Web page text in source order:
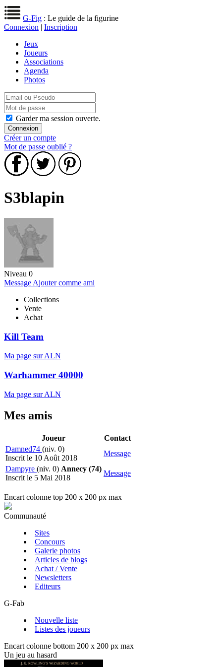
G-Fig : Le guide de la figurine
Connexion | Inscription
Jeux
Joueurs
Associations
Agenda
Photos
Garder ma session ouverte.
Créer un compte
Mot de passe oublié ?
S3blapin
Niveau 0
Message Ajouter comme ami
Collections
Vente
Achat
Kill Team
Ma page sur ALN
Warhammer 40000
Ma page sur ALN
Mes amis
Joueur
Contact
Damned74 (niv. 0)
Inscrit le 10 Août 2018
Message
Dampyre (niv. 0) Annecy (74)
Inscrit le 5 Mai 2018
Message
Encart colonne top 200 x 200 px max
Communauté
Sites
Concours
Galerie photos
Articles de blogs
Achat / Vente
Newsletters
Editeurs
G-Fab
Nouvelle liste
Listes des joueurs
Encart colonne bottom 200 x 200 px max
Un jeu au hasard